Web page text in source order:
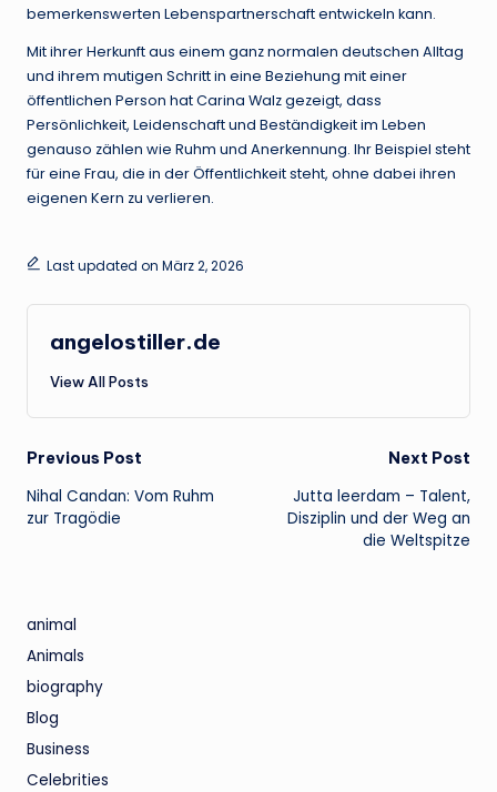
bemerkenswerten Lebenspartnerschaft entwickeln kann.
Mit ihrer Herkunft aus einem ganz normalen deutschen Alltag
und ihrem mutigen Schritt in eine Beziehung mit einer
öffentlichen Person hat Carina Walz gezeigt, dass
Persönlichkeit, Leidenschaft und Beständigkeit im Leben
genauso zählen wie Ruhm und Anerkennung. Ihr Beispiel steht
für eine Frau, die in der Öffentlichkeit steht, ohne dabei ihren
eigenen Kern zu verlieren.
Last updated on März 2, 2026
angelostiller.de
View All Posts
Post
navigation
Previous Post
Nihal Candan: Vom Ruhm
zur Tragödie
Next Post
Jutta leerdam – Talent,
Disziplin und der Weg an
die Weltspitze
animal
Animals
biography
Blog
Business
Celebrities